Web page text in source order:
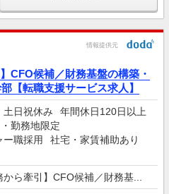
情報提供元
CFO候補／財務基盤の構築・
【転職支援サービス求人】
土日祝休み
年間休日120日以上
勤務地限定
ー職採用
社宅・家賃補助あり
から牽引】CFO候補／財務基...